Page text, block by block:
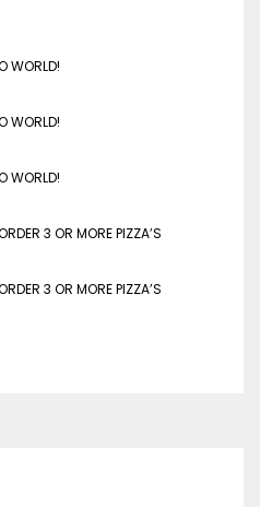
WORLD!
WORLD!
WORLD!
3 OR MORE PIZZA’S
3 OR MORE PIZZA’S